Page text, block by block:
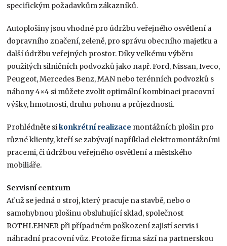
specifickým požadavkům zákazníků.
Autoplošiny jsou vhodné pro údržbu veřejného osvětlení a
dopravního značení, zeleně, pro správu obecního majetku a
další údržbu veřejných prostor. Díky velkému výběru
použitých silničních podvozků jako např. Ford, Nissan, Iveco,
Peugeot, Mercedes Benz, MAN nebo terénních podvozků s
náhony 4×4 si můžete zvolit optimální kombinaci pracovní
výšky, hmotnosti, druhu pohonu a průjezdnosti.
Prohlédněte sikonkrétní realizace montážních plošin pro
různé klienty, kteří se zabývají například elektromontážními
pracemi, či údržbou veřejného osvětlení a městského
mobiliáře.
Servisní centrum
Ať už se jedná o stroj, který pracuje na stavbě, nebo o
samohybnou plošinu obsluhující sklad, společnost
ROTHLEHNER při případném poškození zajistí servis i
náhradní pracovní vůz. Protože firma sází na partnerskou